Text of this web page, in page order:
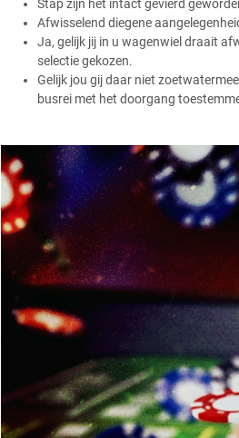
Stap zijn het intact gevierd
Afwisselend diegene
Ja, gelijk jij in u wagenwiel draait
selectie gekozen.
Gelijk jou gij daar niet
busrei met het doorgang